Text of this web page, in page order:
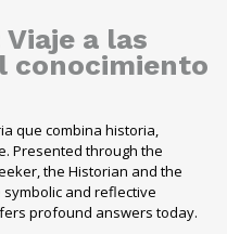
Viaje a las
conocimiento
que combina historia,
Presented through the
the Historian and the
and reflective
profound answers today.